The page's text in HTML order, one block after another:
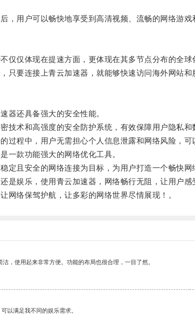
用户可以畅快地享受到高清视频、流畅的网络游戏
仅体现在提速方面，更体现在其多节点分布的全球
要连接上青云加速器，就能够快速访问海外网站和
还具备强大的安全性能。
术和高强度的安全防护系统，有效保障用户隐私和
程中，用户无需担心个人信息泄露和网络风险，可
款功能强大的网络优化工具。
且安全的网络连接为目标，为用户打造一个畅快网
娱乐，使用青云加速器，网络畅行无阻，让用户感
络保驾护航，让多彩的网络世界尽情展现！。
，使用起来非常方便。功能的布局也很合理，一目了然。
以满足我不同的娱乐需求。